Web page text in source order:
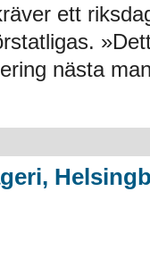
ett
nästa